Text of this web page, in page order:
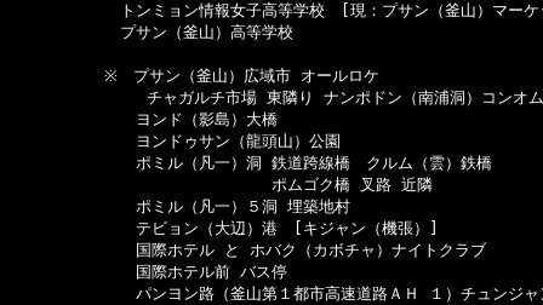
トンミョン情報女子高等学校　[現：プサン（釜山）マーケッ
プサン（釜山）高等学校
※　プサン（釜山）広域市 オールロケ
チャガルチ市場 東隣り ナンポドン（南浦洞）コンオムル
ヨンド（影島）大橋
ヨンドゥサン（龍頭山）公園
ポミル（凡一）洞 鉄道跨線橋　クルム（雲）鉄橋
ポムゴク橋 叉路 近隣
ポミル（凡一）５洞 埋築地村
テビョン（大辺）港　[キジャン（機張）]
国際ホテル と ホバク（カボチャ）ナイトクラブ
国際ホテル前 バス停
パンヨン路（釜山第１都市高速道路ＡＨ １）チュンジャン